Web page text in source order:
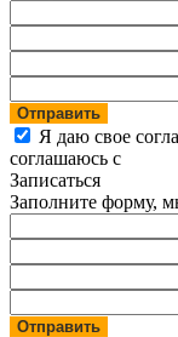
Отправить
Я даю свое
соглашаюсь с
Записаться
Заполните форму,
Отправить